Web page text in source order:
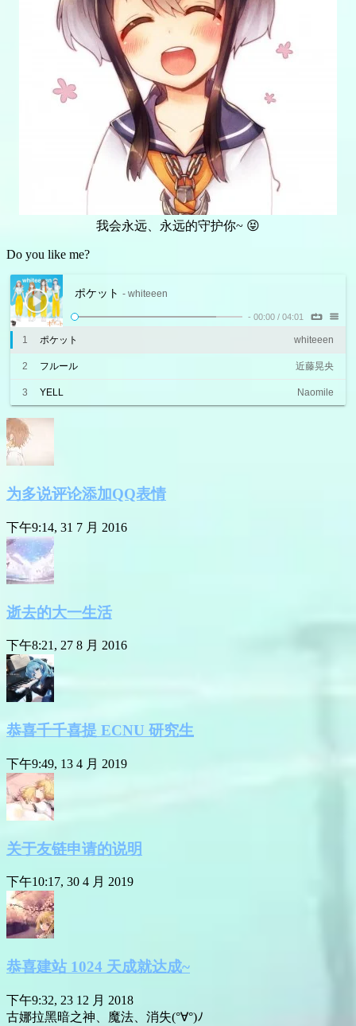
我会永远、永远的守护你~ 😝
Do you like me?
ポケット - whiteeen
- 00:00 / 04:01
1 ポケット whiteeen
2 フルール 近藤晃央
3 YELL Naomile
为多说评论添加QQ表情
下午9:14, 31 7 月 2016
逝去的大一生活
下午8:21, 27 8 月 2016
恭喜千千喜提 ECNU 研究生
下午9:49, 13 4 月 2019
关于友链申请的说明
下午10:17, 30 4 月 2019
恭喜建站 1024 天成就达成~
下午9:32, 23 12 月 2018
古娜拉黑暗之神、魔法、消失(°∀°)ﾉ